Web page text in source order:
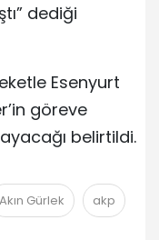
dediği
Esenyurt
göreve
belirtildi.
Akın Gürlek akp